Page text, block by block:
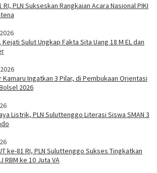
RI, PLN Sukseskan Rangkaian Acara Nasional PIKI
Sulut Ungkap Fakta Sita Uang 18 M EL dan
Kamaru Ingatkan 3 Pilar, di Pembukaan Orientasi
2026
Listrik, PLN Suluttenggo Literasi Siswa SMAN 3
ke-81 RI, PLN Suluttenggo Sukses Tingkatkan
RBM ke 10 Juta VA